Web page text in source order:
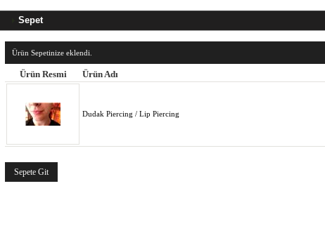
Sepet
Ürün Sepetinize eklendi.
Ürün Resmi Ürün Adı
Dudak Piercing / Lip Piercing
Sepete Git